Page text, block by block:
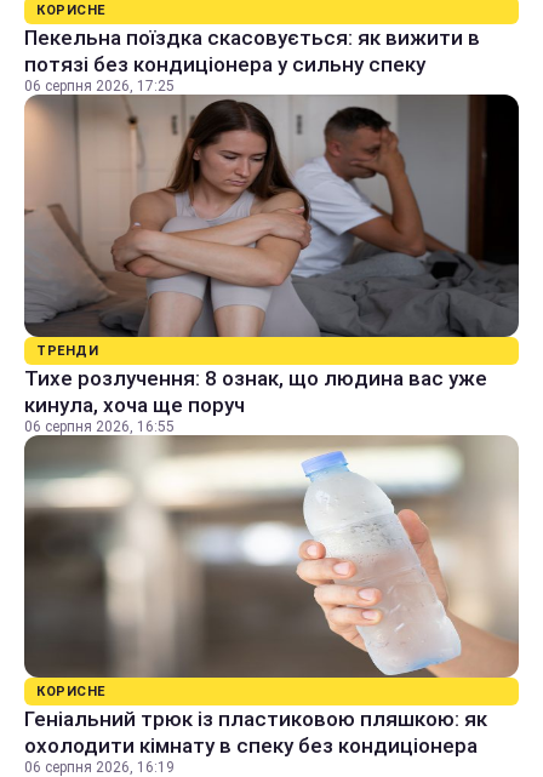
КОРИСНЕ
Пекельна поїздка скасовується: як вижити в
потязі без кондиціонера у сильну спеку
06 серпня 2026, 17:25
ТРЕНДИ
Тихе розлучення: 8 ознак, що людина вас уже
кинула, хоча ще поруч
06 серпня 2026, 16:55
КОРИСНЕ
Геніальний трюк із пластиковою пляшкою: як
охолодити кімнату в спеку без кондиціонера
06 серпня 2026, 16:19